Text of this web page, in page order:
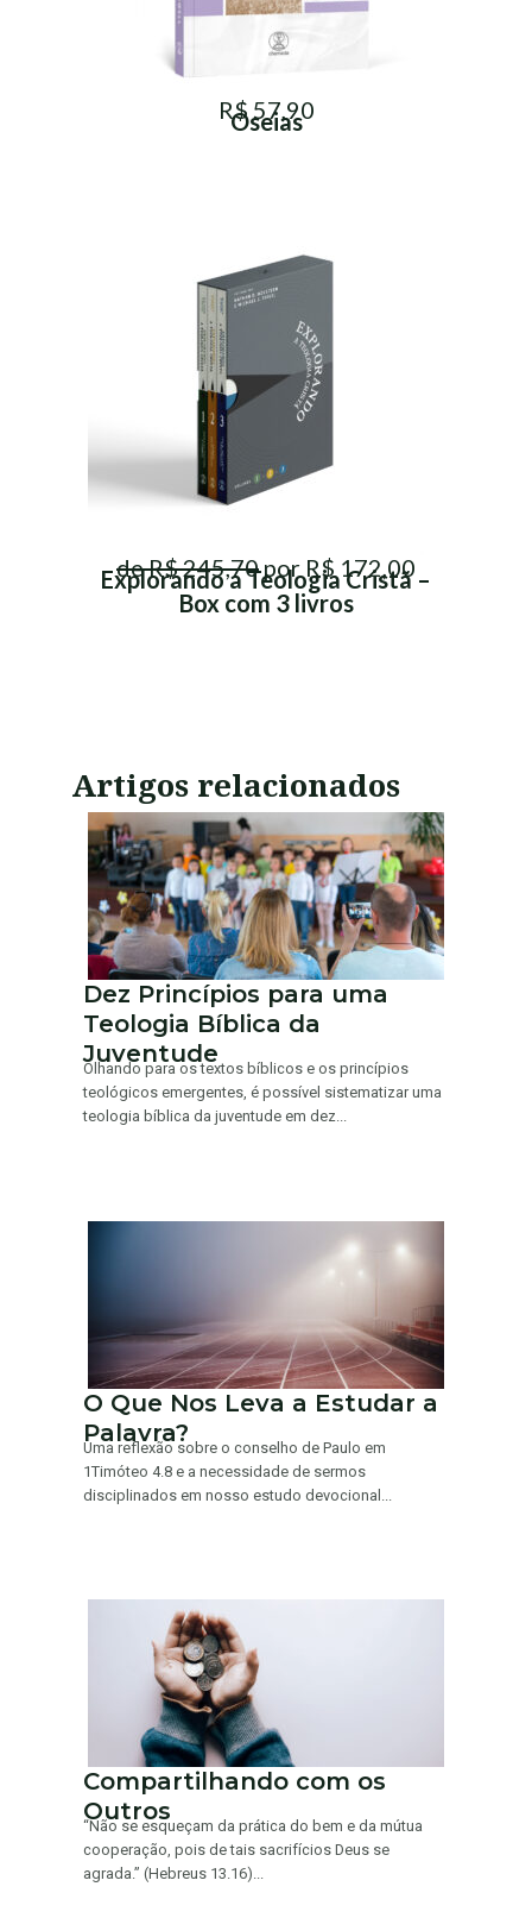
R$ 57,90
Oseias
de R$ 245,70por R$ 172,00
Explorando a Teologia Cristã –
Box com 3 livros
Artigos relacionados
Dez Princípios para uma
Teologia Bíblica da
Juventude
Olhando para os textos bíblicos e os princípios
teológicos emergentes, é possível sistematizar uma
teologia bíblica da juventude em dez...
O Que Nos Leva a Estudar a
Palavra?
Uma reflexão sobre o conselho de Paulo em
1Timóteo 4.8 e a necessidade de sermos
disciplinados em nosso estudo devocional...
Compartilhando com os
Outros
“Não se esqueçam da prática do bem e da mútua
cooperação, pois de tais sacrifícios Deus se
agrada.” (Hebreus 13.16)...